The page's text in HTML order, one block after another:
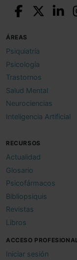
ÁREAS
Psiquiatría
Psicología
Trastornos
Salud Mental
Neurociencias
Inteligencia Artificial
RECURSOS
Actualidad
Glosario
Psicofármacos
Bibliopsiquis
Revistas
Libros
ACCESO
Iniciar sesión